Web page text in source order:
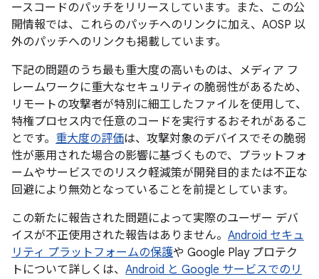
ースコードのパッチをリリースしています。また、この公
開情報では、これらのパッチへのリンクに加え、AOSP 以
外のパッチへのリンクも掲載しています。
下記の問題のうち最も重大度の高いものは、メディア フ
レームワークに重大なセキュリティの脆弱性があるため、
リモートの攻撃者が特別に細工したファイルを使用して、
特権プロセス内で任意のコードを実行するおそれがあるこ
とです。 重大度の評価は、攻撃対象のデバイスでその脆弱
性が悪用された場合の影響に基づくもので、プラットフォ
ームやサービスでのリスク軽減策が開発目的または不正な
回避により無効となっていることを前提としています。
この新たに報告された問題によって実際のユーザー デバ
イスが不正使用された報告はありません。 Android セキュ
リティ プラットフォームの保護や Google Play プロテク
トについて詳しくは、 Android と Google サービスでのリ